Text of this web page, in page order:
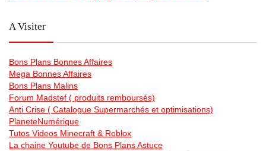
A Visiter
Bons Plans Bonnes Affaires
Mega Bonnes Affaires
Bons Plans Malins
Forum Madstef ( produits remboursés)
Anti Crise ( Catalogue Supermarchés et optimisations)
PlaneteNumérique
Tutos Videos Minecraft & Roblox
La chaine Youtube de Bons Plans Astuce